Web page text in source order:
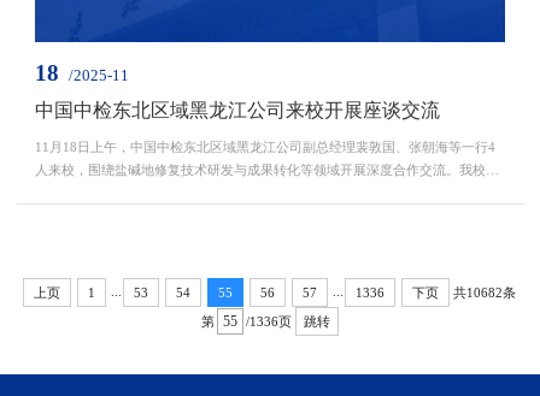
18 /2025-11
中国中检东北区域黑龙江公司来校开展座谈交流
11月18日上午，中国中检东北区域黑龙江公司副总经理裴敦国、张朝海等一行4
人来校，围绕盐碱地修复技术研发与成果转化等领域开展深度合作交流。我校兼
上页 1 53 54 55 56 57 1336 下页
共10682条
第
/1336页 跳转